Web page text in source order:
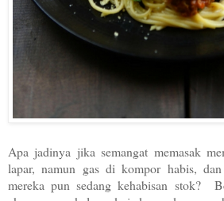
Apa jadinya jika semangat memasak
lapar, namun gas di kompor habis,
mereka pun sedang kehabisan stok?